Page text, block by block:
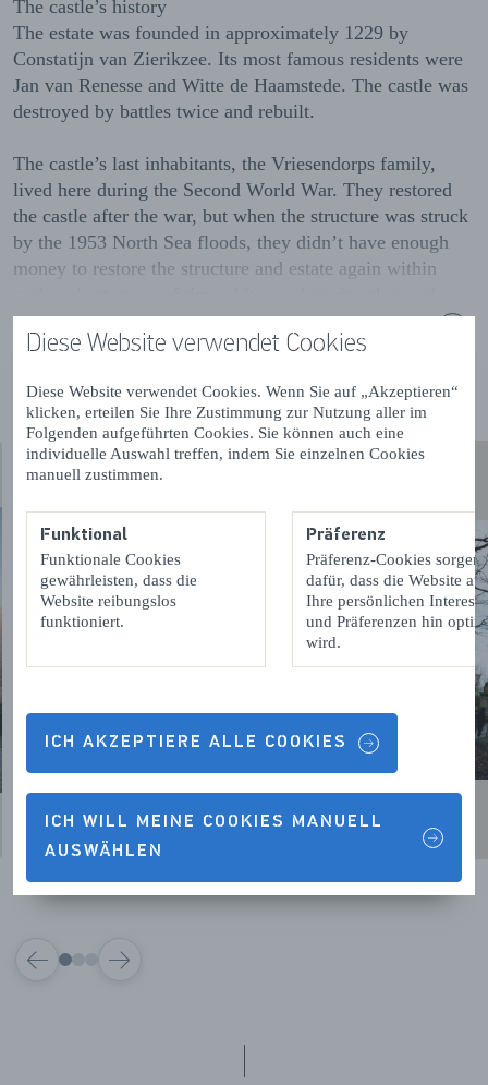
Diese Website verwendet Cookies
Diese Website verwendet Cookies. Wenn Sie auf „Akzeptieren“
klicken, erteilen Sie Ihre Zustimmung zur Nutzung aller im
Folgenden aufgeführten Cookies. Sie können auch eine
individuelle Auswahl treffen, indem Sie einzelnen Cookies
manuell zustimmen.
Funktional
Funktionale Cookies
gewährleisten, dass die
Website reibungslos
funktioniert.
Präferenz
Präferenz-Cookies sorgen
dafür, dass die Website auf
Ihre persönlichen
und Präferenzen hin
wird.
ICH AKZEPTIERE ALLE COOKIES
ICH WILL MEINE COOKIES MANUELL
AUSWÄHLEN
The castle’s history
The estate was founded in approximately 1229 by
Constatijn van Zierikzee. Its most famous residents were
Jan van Renesse and Witte de Haamstede. The castle was
destroyed by battles twice and rebuilt.
The castle’s last inhabitants, the Vriesendorps family,
lived here during the Second World War. They restored
the castle after the war, but when the structure was struck
by the 1953 North Sea floods, they didn’t have enough
money to restore the structure and estate again within
restoration in 1955, the castle and estate have been
returned to their original states.
Mehr lesen
VORIGE VOLGENDE